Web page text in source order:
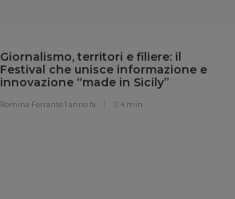
Giornalismo, territori e filiere: il
Festival che unisce informazione e
innovazione “made in Sicily”
Romina Ferrante1 anno fa 4 min